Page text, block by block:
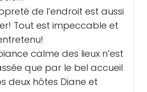
de l’endroit est aussi
Tout est impeccable et
calme des lieux n’est
que par le bel accueil
deux hôtes Diane et